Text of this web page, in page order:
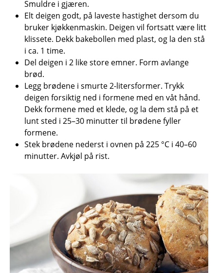
Smuldre i gjæren.
Elt deigen godt, på laveste hastighet dersom du
bruker kjøkkenmaskin. Deigen vil fortsatt være litt
klissete. Dekk bakebollen med plast, og la den stå
i ca. 1 time.
Del deigen i 2 like store emner. Form avlange
brød.
Legg brødene i smurte 2-litersformer. Trykk
deigen forsiktig ned i formene med en våt hånd.
Dekk formene med et klede, og la dem stå på et
lunt sted i 25–30 minutter til brødene fyller
formene.
Stek brødene nederst i ovnen på 225 °C i 40–60
minutter. Avkjøl på rist.